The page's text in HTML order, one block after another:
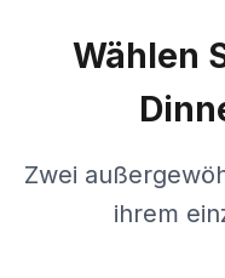
Wählen
Zwei
ihrem